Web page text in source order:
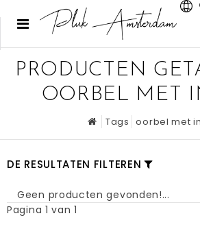
PRODUCTEN
OORBEL MET
Tags oorbel met
DE RESULTATEN FILTEREN
Geen producten gevonden!...
Pagina 1 van 1